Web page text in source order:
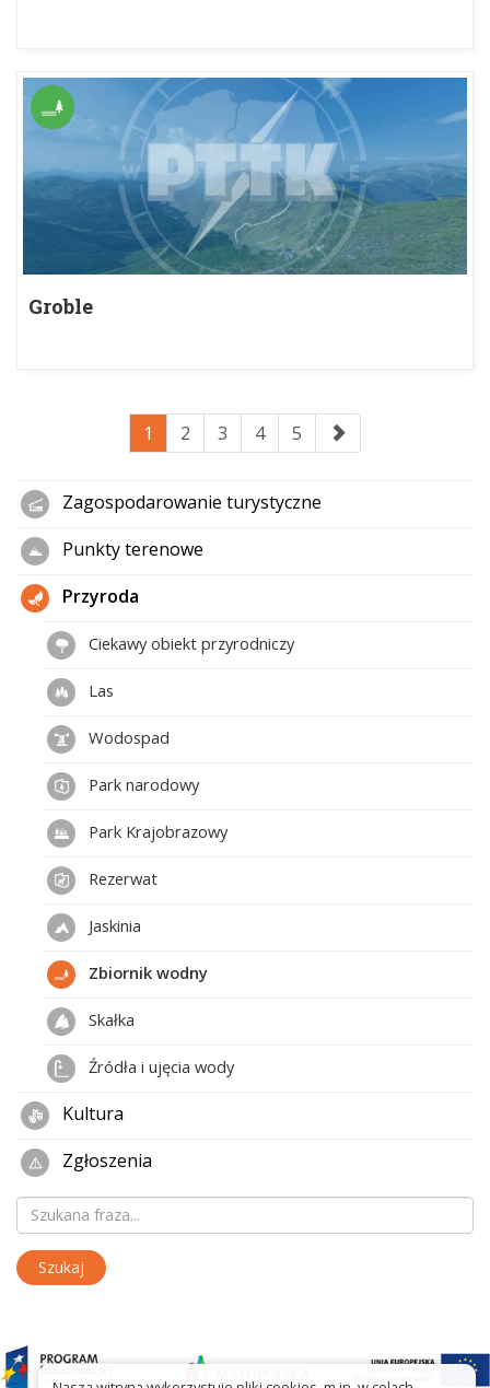
Groble
1 2 3 4 5
Zagospodarowanie turystyczne
Punkty terenowe
Przyroda
Ciekawy obiekt przyrodniczy
Las
Wodospad
Park narodowy
Park Krajobrazowy
Rezerwat
Jaskinia
Zbiornik wodny
Skałka
Źródła i ujęcia wody
Kultura
Zgłoszenia